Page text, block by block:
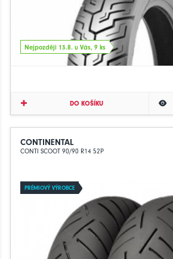
Nejpozději 13.8. u Vás, 9 ks
DO KOŠÍKU
CONTINENTAL
CONTI SCOOT 90/90 R14 52P
PRÉMIOVÝ VÝROBCE